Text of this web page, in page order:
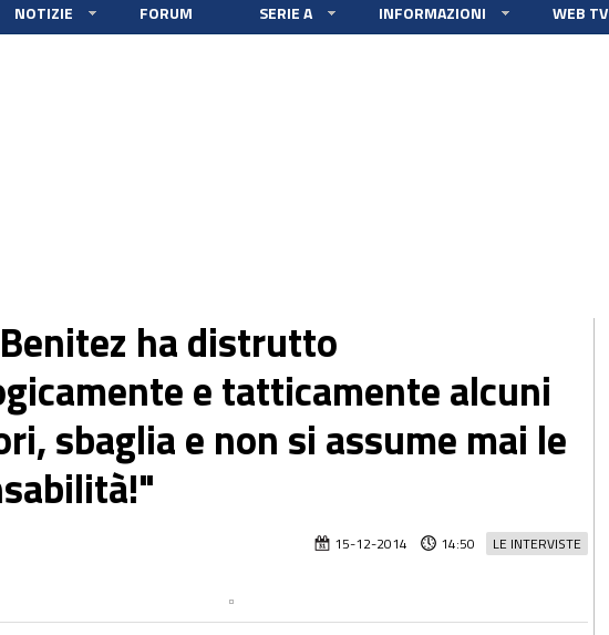
NOTIZIE FORUM SERIE A INFORMAZIONI WEB TV
ha distrutto
e tatticamente alcuni
sbaglia e non si assume mai le
LE INTERVISTE
15-12-2014 14:50